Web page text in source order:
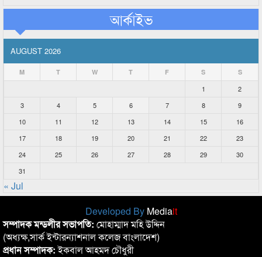
আর্কাইভ
AUGUST 2026
M T W T F S S
1
2
3
4 5 6 7 8
9
10
11 12 13 14 15
16
17
18 19 20 21 22
23
24
25 26 27 28 29
30
31
« Jul
Developed By Mediait
সম্পাদক মন্ডলীর সভাপতি: মোহাম্মাদ মহি উদ্দিন
(অধ্যক্ষ,সার্ক ইন্টারন্যাশনাল কলেজ বাংলাদেশ)
প্রধান সম্পাদক:ইকবাল আহমদ চৌধুরী